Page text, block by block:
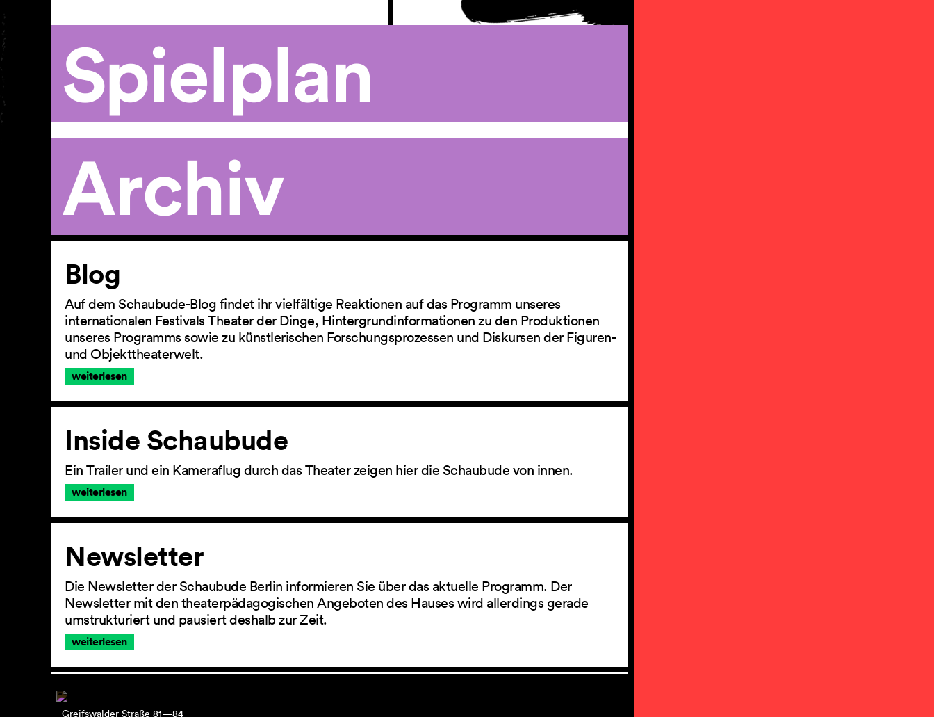
Spielplan
Archiv
Artikel
Blog
Auf dem Schaubude-Blog findet ihr vielfältige Reaktionen auf das Programm unseres
internationalen Festivals Theater der Dinge, Hintergrundinformationen zu den Produktionen
unseres Programms sowie zu künstlerischen Forschungsprozessen und Diskursen der Figuren-
und Objekttheaterwelt.
weiterlesen
Inside Schaubude
Ein Trailer und ein Kameraflug durch das Theater zeigen hier die Schaubude von innen.
weiterlesen
Newsletter
Die Newsletter der Schaubude Berlin informieren Sie über das aktuelle Programm. Der
Newsletter mit den theaterpädagogischen Angeboten des Hauses wird allerdings gerade
umstrukturiert und pausiert deshalb zur Zeit.
weiterlesen
Greifswalder Straße 81—84